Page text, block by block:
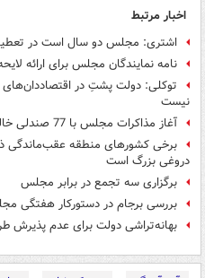
اخبار مرتبط
اشتری: مجلس دو سال است در
نامه نمایندگان مجلس برای ارائه
توکلی: دولت پشتِ در اقتصاددان‌های
نیست
آغاز مذاکرات مجلس با 77 صندلی خالی نمایندگان
برخی کشورهای منطقه عقب‌ماندگی
دروغی بزرگ است
برگزاری سه تجمع در برابر مجلس
بررسی برجام در دستورکار هفتگی
بهانه‌تراشی دولت برای عدم پذیرش